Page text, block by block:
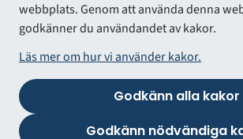
webbplats. Genom att använda denna
godkänner du användandet av kakor.
Läs mer om hur vi använder kakor.
Godkänn alla kakor
Godkänn nödvändiga
VÅRDGIVARWEBB